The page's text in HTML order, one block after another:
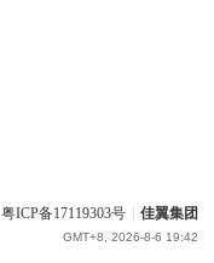
粤ICP备17119303号 佳翼集团
GMT+8, 2026-8-6 19:42